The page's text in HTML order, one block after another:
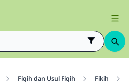
Fiqih dan Usul Fiqih Fikih